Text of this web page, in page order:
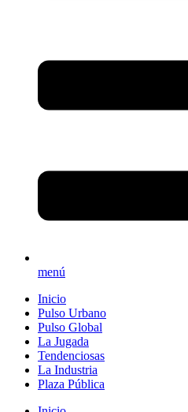
menú
Inicio
Pulso Urbano
Pulso Global
La Jugada
Tendenciosas
La Industria
Plaza Pública